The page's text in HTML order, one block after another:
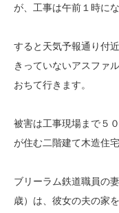
が、工事は午前１時に
すると天気予報通り付
きっていないアスファ
おちて行きます。
被害は工事現場まで５
が住む二階建て木造住
ブリーラム鉄道職員の
歳）は、彼女の夫の家